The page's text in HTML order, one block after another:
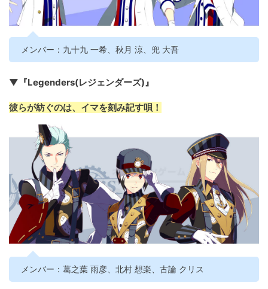
メンバー：九十九 一希、秋月 涼、兜 大吾
▼『Legenders(レジェンダーズ)』
彼らが紡ぐのは、イマを刻み記す唄！
メンバー：葛之葉 雨彦、北村 想楽、古論 クリス